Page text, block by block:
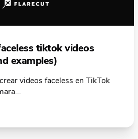
tiktok videos
examples)
videos faceless en TikTok